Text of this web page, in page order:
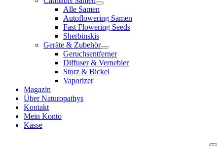
Alle Samen
Autoflowering Samen
Fast Flowering Seeds
Sherbinskis
Geräte & Zubehör
Geruchsentferner
Diffuser & Vernebler
Storz & Bickel
Vaporizer
Magazin
Über Naturopathys
Kontakt
Mein Konto
Kasse